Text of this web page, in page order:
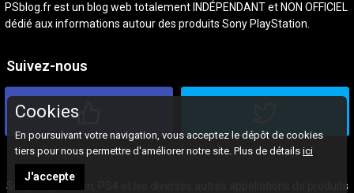
PSblog.fr est un blog web totalement INDÉPENDANT et NON OFFICIEL
dédié aux informations autour des produits Sony PlayStation.
Suivez-nous
Sony, PlayStation, PS4 et les diverses autres appellations de produits
Cookies
En poursuivant votre navigation, vous acceptez le dépôt de cookies
tiers pour nous permettre d'améliorer notre site. Plus de détails ici
J'accepte